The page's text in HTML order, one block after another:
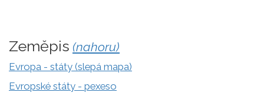
Zeměpis (nahoru)
Evropa - státy (slepá mapa)
Evropské státy - pexeso